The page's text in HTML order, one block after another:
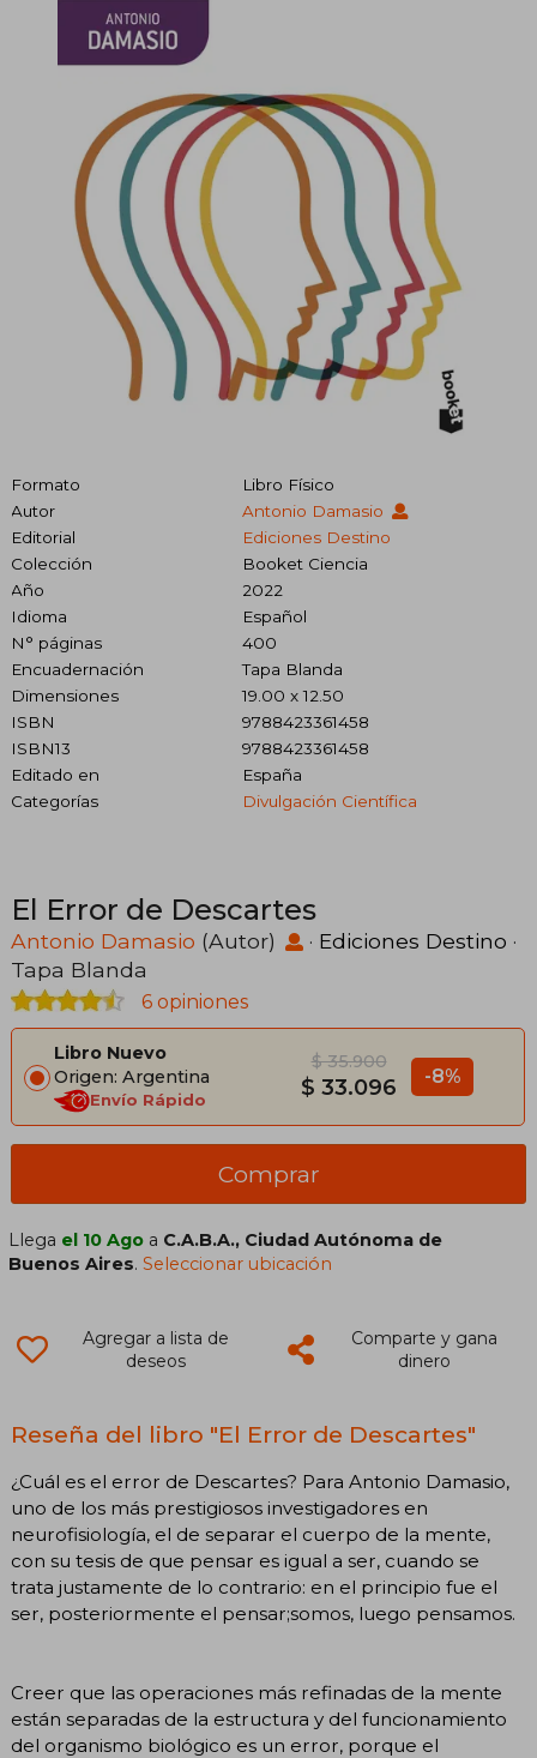
Formato
Libro Físico
Autor
Antonio Damasio
Editorial
Ediciones Destino
Colección
Booket Ciencia
Año
2022
Idioma
Español
N° páginas
400
Encuadernación
Tapa Blanda
Dimensiones
19.00 x 12.50
ISBN
9788423361458
ISBN13
9788423361458
Editado en
España
Categorías
Divulgación Científica
El Error de Descartes
Antonio Damasio (Autor) · Ediciones Destino ·
Tapa Blanda
6 opiniones
Libro Nuevo
Origen: Argentina
Envío Rápido
$ 35.900
$ 33.096 -8%
Comprar
Llega el 10 Ago a C.A.B.A., Ciudad Autónoma de
Buenos Aires.Seleccionar ubicación
Agregar a lista de
deseos
Comparte y gana
dinero
Reseña del libro "El Error de Descartes"
¿Cuál es el error de Descartes? Para Antonio Damasio,
uno de los más prestigiosos investigadores en
neurofisiología, el de separar el cuerpo de la mente,
con su tesis de que pensar es igual a ser, cuando se
trata justamente de lo contrario: en el principio fue el
ser, posteriormente el pensar;somos, luego pensamos.
Creer que las operaciones más refinadas de la mente
están separadas de la estructura y del funcionamiento
del organismo biológico es un error, porque el